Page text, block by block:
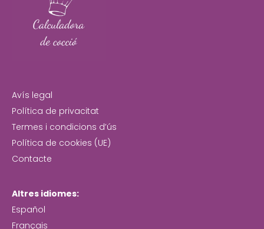
Avís legal
Política de privacitat
Termes i condicions d’ús
Política de cookies (UE)
Contacte
Altres idiomes:
Español
Français